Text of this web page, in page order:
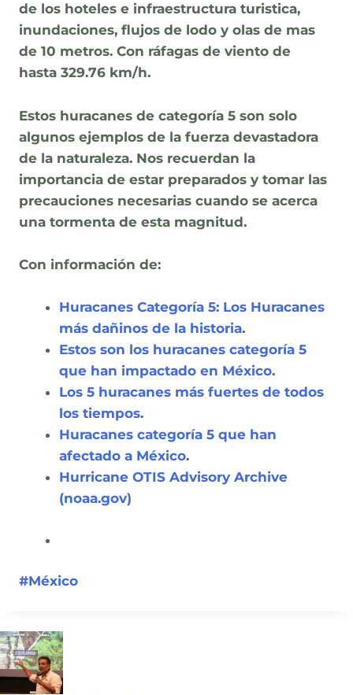
de los hoteles e infraestructura turistica,
inundaciones, flujos de lodo y olas de mas
de 10 metros. Con ráfagas de viento de
hasta 329.76 km/h.
Estos huracanes de categoría 5 son solo
algunos ejemplos de la fuerza devastadora
de la naturaleza. Nos recuerdan la
importancia de estar preparados y tomar las
precauciones necesarias cuando se acerca
una tormenta de esta magnitud.
Con información de:
Huracanes Categoría 5: Los Huracanes
más dañinos de la historia.
Estos son los huracanes categoría 5
que han impactado en México.
Los 5 huracanes más fuertes de todos
los tiempos.
Huracanes categoría 5 que han
afectado a México.
Hurricane OTIS Advisory Archive
(noaa.gov)
Post
#México